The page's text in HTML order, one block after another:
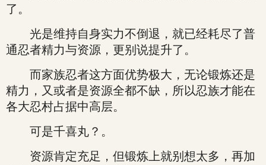
了。
光是维持自身实力不倒退，就已经耗尽了普
通忍者精力与资源，更别说提升了。
而家族忍者这方面优势极大，无论锻炼还是
精力，又或者是资源全都不缺，所以忍族才能在
各大忍村占据中高层。
可是千喜丸？。
资源肯定充足，但锻炼上就别想太多，再加